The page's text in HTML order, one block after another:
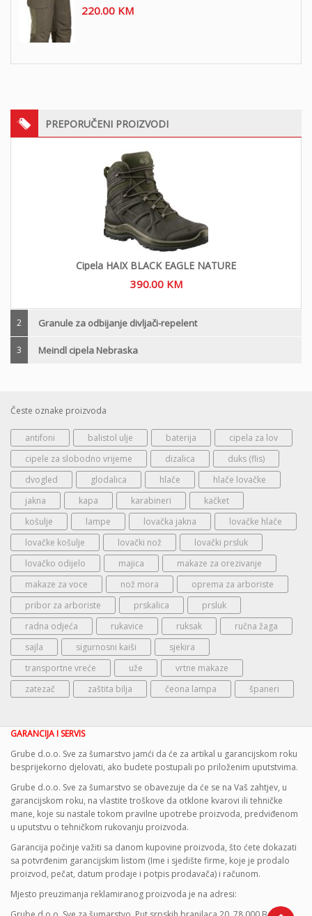
220.00 KM
PREPORUČENI PROIZVODI
Cipela HAIX BLACK EAGLE NATURE
390.00 KM
2 Granule za odbijanje divljači-repelent
3 Meindl cipela Nebraska
Česte oznake proizvoda
antifoni balistol ulje baterija
cipela za lov
cipele za slobodno vrijeme
dizalica
duks (flis)
dvogled
glodalica hlače
hlače lovačke
jakna
kapa karabineri
kačket
košulje
lampe lovačka jakna
lovačke hlače
lovačke košulje
lovački nož
lovački prsluk
lovačko odijelo
majica
makaze za orezivanje
makaze za voce
nož mora
oprema za arboriste
pribor za arboriste
prskalica
prsluk
radna odjeća
rukavice ruksak
ručna žaga
sajla
sigurnosni kaiši
sjekira
transportne vreće
uže
vrtne makaze
zatezač
zaštita bilja čeona lampa španeri
GARANCIJA I SERVIS
Grube d.o.o. Sve za šumarstvo jamći da će za artikal u garancijskom roku
besprijekorno djelovati, ako budete postupali po priloženim uputstvima.
Grube d.o.o. Sve za šumarstvo se obavezuje da će se na Vaš zahtjev, u
garancijskom roku, na vlastite troškove da otklone kvarovi ili tehničke
mane, koje su nastale tokom pravilne upotrebe proizvoda, predviđenom
u uputstvu o tehničkom rukovanju proizvoda.
Garancija počinje važiti sa danom kupovine proizvoda, što ćete dokazati
sa potvrđenim garancijskim listom (Ime i sjedište firme, koje je prodalo
proizvod, pečat, datum prodaje i potpis prodavača) i računom.
Mjesto preuzimanja reklamiranog proizvoda je na adresi: